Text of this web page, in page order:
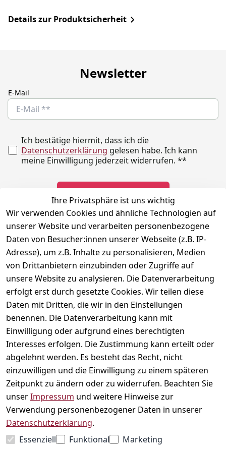
Details zur Produktsicherheit
Newsletter
E-Mail
Ich bestätige hiermit, dass ich die
Datenschutzerklärung gelesen habe. Ich kann
meine Einwilligung jederzeit widerrufen. **
** markierte Felder sind erforderlich
Ihre Privatsphäre ist uns wichtig
Wir verwenden Cookies und ähnliche Technologien auf
unserer Website und verarbeiten personenbezogene
Daten von Besucher:innen unserer Webseite (z.B. IP-
Adresse), um z.B. Inhalte zu personalisieren, Medien
von Drittanbietern einzubinden oder Zugriffe auf
unsere Website zu analysieren. Die Datenverarbeitung
erfolgt erst durch gesetzte Cookies. Wir teilen diese
Daten mit Dritten, die wir in den Einstellungen
benennen. Die Datenverarbeitung kann mit
Einwilligung oder aufgrund eines berechtigten
Interesses erfolgen. Die Zustimmung kann erteilt oder
abgelehnt werden. Es besteht das Recht, nicht
einzuwilligen und die Einwilligung zu einem späteren
Zeitpunkt zu ändern oder zu widerrufen. Beachten Sie
unserImpressum und weitere Hinweise zur
Verwendung personenbezogener Daten in unserer
Datenschutzerklärung.
Essenziell
Funktional Marketing
Rechtliches
Impressum
Datenschutzerklär
ung
Widerrufsrecht
Versand &
Zahlung
Kontakt
Vertrag
widerrufen
Kontakt
Telefonische
Unterstützung
und Beratung
unter:
040 180
678 99
Mo-Fr: 10:00 -
16:00 Uhr
Schnackenburga
llee 120
22525 Hamburg
Kontaktformular
Instagram